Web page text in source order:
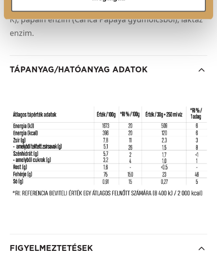
K), papain enzim (Carica Papaya gyümölcsből), laktáz
enzim.
TÁPANYAG/HATÓANYAG ADATOK
FIGYELMEZTETÉSEK